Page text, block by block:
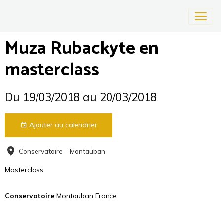
Muza Rubackyte en
masterclass
Du 19/03/2018 au 20/03/2018
Ajouter au calendrier
Conservatoire - Montauban
Masterclass
Conservatoire Montauban France